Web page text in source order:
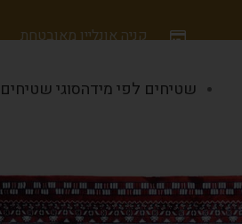
קניה אונליין מאובטחת
שטיחים לפי מידהסוגי שטיחים